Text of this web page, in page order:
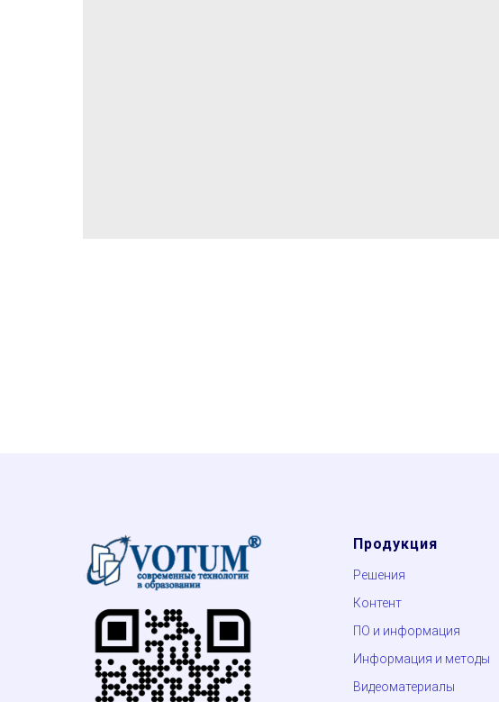
Продукция
Решения
Контент
ПО и информация
Информация и методы
Видеоматериалы